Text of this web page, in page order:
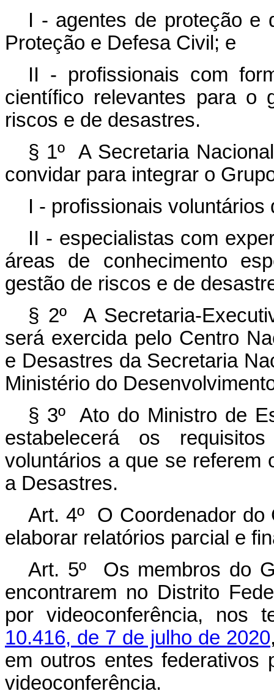
I - agentes de proteção e
Proteção e Defesa Civil; e
II - profissionais com
científico relevantes para o
riscos e de desastres.
§ 1º A Secretaria
convidar para integrar o
I - profissionais
II - especialistas com
áreas de conhecimento
gestão de riscos e de
§ 2º A Secretaria-
será exercida pelo Centro
e Desastres da Secretaria
Ministério do
§ 3º Ato do Ministro de
estabelecerá os
voluntários a que se referem
a Desastres.
Art. 4º O Coordenador do
elaborar relatórios parcial e
Art. 5º Os membros do
encontrarem no Distrito
por videoconferência,
10.416, de 7 de julho de 2020
em outros entes federativos
videoconferência.